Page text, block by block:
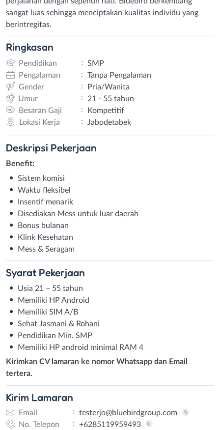
sangat luas sehingga menciptakan kualitas individu yang
berintregitas.
Ringkasan
Pendidikan :
SMP
Pengalaman
:
Tanpa Pengalaman
Gender
:
Pria/Wanita
Umur
:
21 - 55 tahun
Besaran Gaji
:
Kompetitif
Lokasi Kerja
: Jabodetabek
Deskripsi Pekerjaan
Benefit:
Sistem komisi
Waktu fleksibel
Insentif menarik
Disediakan Mess untuk luar daerah
Bonus bulanan
Klink Kesehatan
Mess & Seragam
Syarat Pekerjaan
Usia 21 – 55 tahun
Memiliki HP Android
Memiliki SIM A/B
Sehat Jasmani & Rohani
Pendidikan Min. SMP
Memiliki HP android minimal RAM 4
Kirimkan CV lamaran ke nomor Whatsapp dan Email
tertera.
Kirim Lamaran
Email :
testerjo@bluebirdgroup.com
No. Telepon
:
+6285119959493